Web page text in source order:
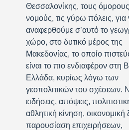
Θεσσαλονίκης, τους όμορους
νομούς, τις γύρω πόλεις, για
αναφερθούμε σ’αυτό το
χώρο, στο δυτικό μέρος της
Μακεδονίας, το οποίο
είναι το πιο ενδιαφέρον στη
Ελλάδα, κυρίως λόγω των
γεοπολιτικών του σχέσεων.
ειδήσεις, απόψεις,
αθλητική κίνηση, οικονομική
παρουσίαση επιχειρήσεων,